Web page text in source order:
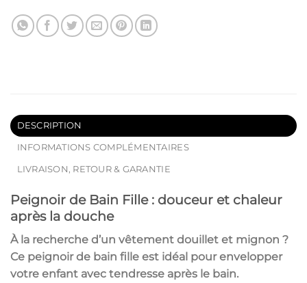
DESCRIPTION
INFORMATIONS COMPLÉMENTAIRES
LIVRAISON, RETOUR & GARANTIE
Peignoir de Bain Fille : douceur et chaleur
après la douche
À la recherche d’un vêtement douillet et mignon ?
Ce peignoir de bain fille est idéal pour envelopper
votre enfant avec tendresse après le bain.